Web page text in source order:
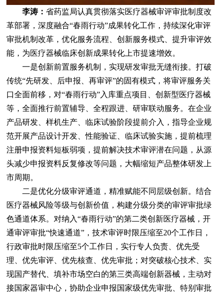
李涛：省药监局认真贯彻落实医疗器械审评审批制度改
革部署，深度融合“春雨行动”成果转化工作，持续深化审评
审批机制改革，优化服务流程、创新服务模式、提升审评效
能，为医疗器械临床创新成果转化上市提速增效。
一是创新前置服务机制，实现研发审批无缝衔接。打破
传统“先研发、后申报、再审评”的固有模式，将审评服务关
口全面前移，对“春雨行动”入库重点项目、创新型医疗器械
等，全面推行前置辅导、全程跟进、研审联动服务。在企业
产品研发、样机生产、临床试验阶段提前介入，指导企业规
范开展产品设计开发、性能验证、临床试验实施，提前梳理
注册申报资料短板弱项，提前解决技术审评潜在问题，从源
头减少申报资料反复修改等问题，大幅缩短产品整体研发上
市周期。
二是优化分级审评通道，精准赋能不同层级创新。结合
医疗器械风险等级与创新价值，构建分级分类的审评审批绿
色通道体系。对纳入“春雨行动”的第二类创新医疗器械，开
通审评审批“快速通道”，技术审评时限压缩至20个工作日，
行政审批时限压缩至5个工作日，实行专人负责、优先受
理、优先审评、优先核查、优先审批；对突破核心技术、实
现国产替代、填补市场空白的第三类高端创新器械，主动对
接国家器审中心，协助企业申报国家级优先审批、特别审批